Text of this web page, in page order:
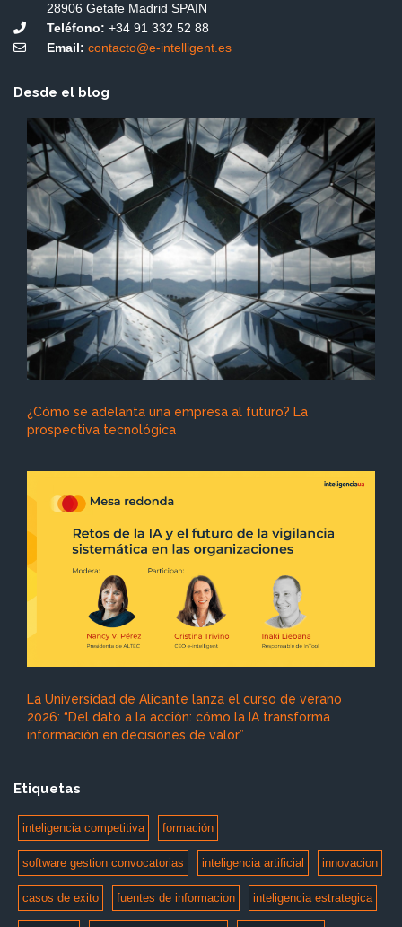
28906 Getafe Madrid SPAIN
Teléfono: +34 91 332 52 88
Email: contacto@e-intelligent.es
Desde el blog
¿Cómo se adelanta una empresa al futuro? La
prospectiva tecnológica
La Universidad de Alicante lanza el curso de verano
2026: “Del dato a la acción: cómo la IA transforma
información en decisiones de valor”
Etiquetas
inteligencia competitiva formación
software gestion convocatorias inteligencia artificial innovacion
casos de exito fuentes de informacion inteligencia estrategica